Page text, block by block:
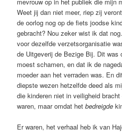
mevrouw op in het publiek die mijn
Weet jij dan niet meer, riep zij
de oorlog nog op de fiets joodse
gebracht? Nou zeker wist ik dat
voor dezelfde verzetsorganisatie
de Uitgeverij de Bezige Bij. Dit was
moest schamen, en dat ik de
moeder aan het verraden was. En
diepste wezen hetzelfde deed als
die kinderen niet in veiligheid
waren, maar omdat hetbedreigde
Er waren, het verhaal heb ik van